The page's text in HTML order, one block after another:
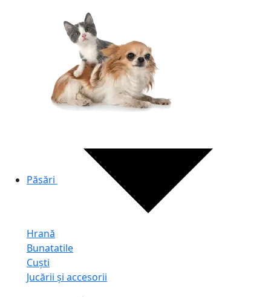
Păsări
Hrană
Bunatatile
Cuști
Jucării și accesorii